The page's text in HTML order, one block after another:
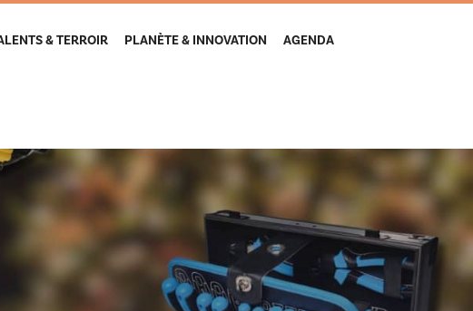
& TERROIR PLANÈTE & INNOVATION AGENDA